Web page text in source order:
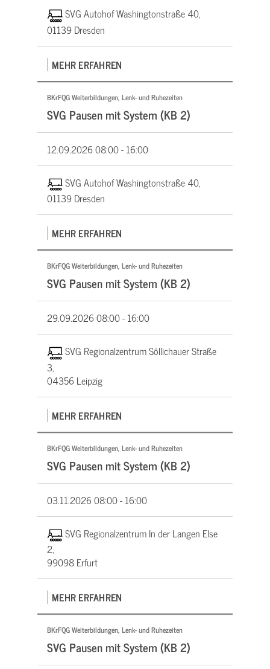
SVG Autohof Washingtonstraße 40,
01139 Dresden
MEHR ERFAHREN
BKrFQG Weiterbildungen, Lenk- und Ruhezeiten
SVG Pausen mit System (KB 2)
12.09.202608:00 - 16:00
SVG Autohof Washingtonstraße 40,
01139 Dresden
MEHR ERFAHREN
BKrFQG Weiterbildungen, Lenk- und Ruhezeiten
SVG Pausen mit System (KB 2)
29.09.202608:00 - 16:00
SVG Regionalzentrum Söllichauer Straße
3,
04356 Leipzig
MEHR ERFAHREN
BKrFQG Weiterbildungen, Lenk- und Ruhezeiten
SVG Pausen mit System (KB 2)
03.11.202608:00 - 16:00
SVG Regionalzentrum In der Langen Else
2,
99098 Erfurt
MEHR ERFAHREN
BKrFQG Weiterbildungen, Lenk- und Ruhezeiten
SVG Pausen mit System (KB 2)